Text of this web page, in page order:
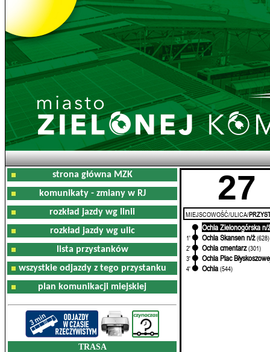
strona główna MZK
komunikaty - zmiany w RJ
rozkład jazdy wg linii
rozkład jazdy wg ulic
lista przystanków
wszystkie odjazdy z tego przystanku
plan komunikacji miejskiej
TRASA
27
MIEJSCOWOŚĆ/ULICA/
Ochla Zielonogórska n/
1' Ochla Skansen n/ż (628)
2'
Ochla cmentarz (301)
3'
Ochla Plac
4' Ochla (544)